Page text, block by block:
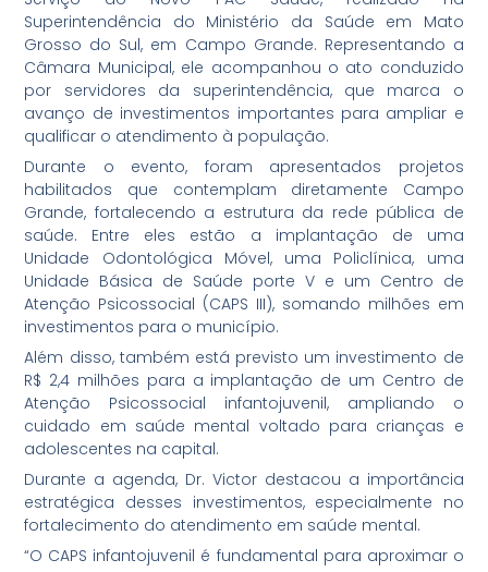
Superintendência do Ministério da Saúde em Mato
Grosso do Sul, em Campo Grande. Representando a
Câmara Municipal, ele acompanhou o ato conduzido
por servidores da superintendência, que marca o
avanço de investimentos importantes para ampliar e
qualificar o atendimento à população.
Durante o evento, foram apresentados projetos
habilitados que contemplam diretamente Campo
Grande, fortalecendo a estrutura da rede pública de
saúde. Entre eles estão a implantação de uma
Unidade Odontológica Móvel, uma Policlínica, uma
Unidade Básica de Saúde porte V e um Centro de
Atenção Psicossocial (CAPS III), somando milhões em
investimentos para o município.
Além disso, também está previsto um investimento de
R$ 2,4 milhões para a implantação de um Centro de
Atenção Psicossocial infantojuvenil, ampliando o
cuidado em saúde mental voltado para crianças e
adolescentes na capital.
Durante a agenda, Dr. Victor destacou a importância
estratégica desses investimentos, especialmente no
fortalecimento do atendimento em saúde mental.
“O CAPS infantojuvenil é fundamental para aproximar o